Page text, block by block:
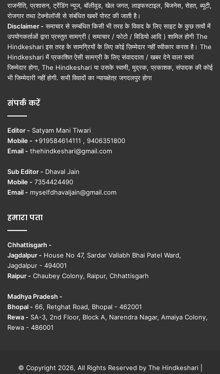
राजनीति, प्रशासन, ट्रेंडिंग न्यूज, बॉलीवुड, खेल जगत, लाइफस्टाइल, बिजनेस, सेहत, ब्यूटी,
रोजगार तथा टेक्नोलॉजी से संबंधित खबरें पोस्ट की जाती है।
Disclaimer - समाचार से सम्बंधित किसी भी तरह के विवाद के लिए साइट के कुछ तत्वों में
उपयोगकर्ताओं द्वारा प्रस्तुत सामग्री ( समाचार / फोटो / विडियो आदि ) शामिल होगी The
Hindkeshari इस तरह के सामग्रियों के लिए कोई ज़िम्मेदार नहीं स्वीकार करता है। The
Hindkeshari में प्रकाशित ऐसी सामग्री के लिए संवाददाता / खबर देने वाला स्वयं
जिम्मेदार होगा, The Hindkeshari या उसके स्वामी, मुद्रक, प्रकाशक, संपादक की कोई
भी जिम्मेदारी नहीं होगी. सभी विवादों का न्यायक्षेत्र जगदलपुर होगा
संपर्क करें
Editor - Satyam Mani Tiwari
Mobile - +919584614111 , 9406351800
Email - thehindkeshari@gmail.com
Sub Editor - Dhaval Jain
Mobile - 7354424490
Email - myselfdhavaljain@gmail.com
हमारा पता
Chhattisgarh -
Jagdalpur - House No 47, Sardar Vallabh Bhai Patel Ward,
Jagdalpur - 494001
Raipur - Chaubey Colony, Raipur, Chhattisgarh
Madhya Pradesh -
Bhopal - 66, Retghat Road, Bhopal - 462001
Rewa - SA-3, 2nd Floor, Block A, Narendra Nagar, Amaiya Colony,
Rewa - 486001
© Copyright 2026, All Rights Reserved by The Hindkeshari |